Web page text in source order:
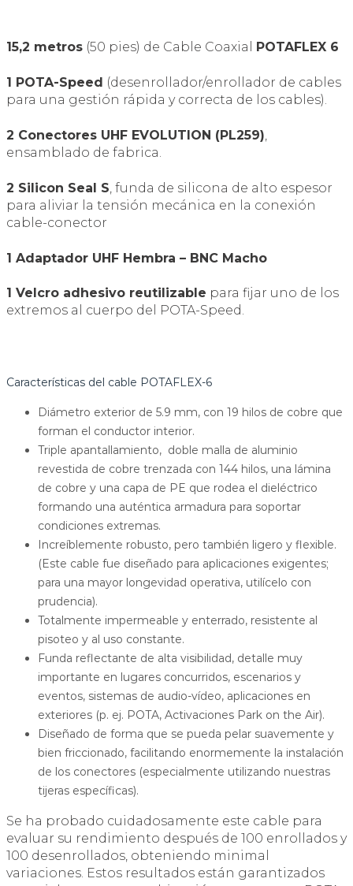
15,2 metros (50 pies) de Cable Coaxial POTAFLEX 6
1 POTA-Speed (desenrollador/enrollador de cables
para una gestión rápida y correcta de los cables).
2 Conectores UHF EVOLUTION (PL259),
ensamblado de fabrica.
2 Silicon Seal S , funda de silicona de alto espesor
para aliviar la tensión mecánica en la conexión
cable-conector
1 Adaptador UHF Hembra – BNC Macho
1 Velcro adhesivo reutilizable para fijar uno de los
extremos al cuerpo del POTA-Speed.
Características del cable POTAFLEX-6
Diámetro exterior de 5.9 mm, con 19 hilos de cobre que
forman el conductor interior.
Triple apantallamiento, doble malla de aluminio
revestida de cobre trenzada con 144 hilos, una lámina
de cobre y una capa de PE que rodea el dieléctrico
formando una auténtica armadura para soportar
condiciones extremas.
Increíblemente robusto, pero también ligero y flexible.
(Este cable fue diseñado para aplicaciones exigentes;
para una mayor longevidad operativa, utilícelo con
prudencia).
Totalmente impermeable y enterrado, resistente al
pisoteo y al uso constante.
Funda reflectante de alta visibilidad, detalle muy
importante en lugares concurridos, escenarios y
eventos, sistemas de audio-vídeo, aplicaciones en
exteriores (p. ej. POTA, Activaciones Park on the Air).
Diseñado de forma que se pueda pelar suavemente y
bien friccionado, facilitando enormemente la instalación
de los conectores (especialmente utilizando nuestras
tijeras específicas).
Se ha probado cuidadosamente este cable para
evaluar su rendimiento después de 100 enrollados y
100 desenrollados, obteniendo minimal
variaciones. Estos resultados están garantizados